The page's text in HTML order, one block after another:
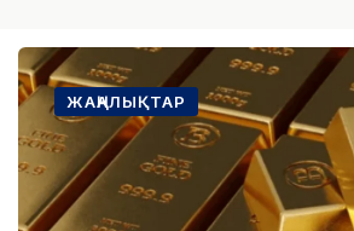
ЖАҢАЛЫҚТАР